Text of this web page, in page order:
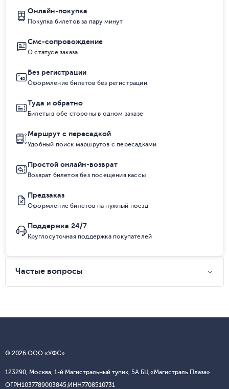
Онлайн-покупка
Покупка билетов за пару минут
Смс-сопровождение
О статусе заказа
Без регистрации
Оформление билетов без регистрации
Туда и обратно
Билеты в обе стороны в одном заказе
Маршрут с пересадкой
Удобный поиск маршрутов с пересадками
Простой онлайн-возврат
Возврат билетов без посещения кассы
Предзаказ
Оформление билетов на нужный поезд
Поддержка 24/7
Круглосуточная поддержка покупателей
Частые вопросы
© 2026 ООО «УФС»
123290, Москва, 1-й Магистральный тупик, 5А БЦ «Магистраль Плаза»
ОГРН1037789003845;ИНН7708510731